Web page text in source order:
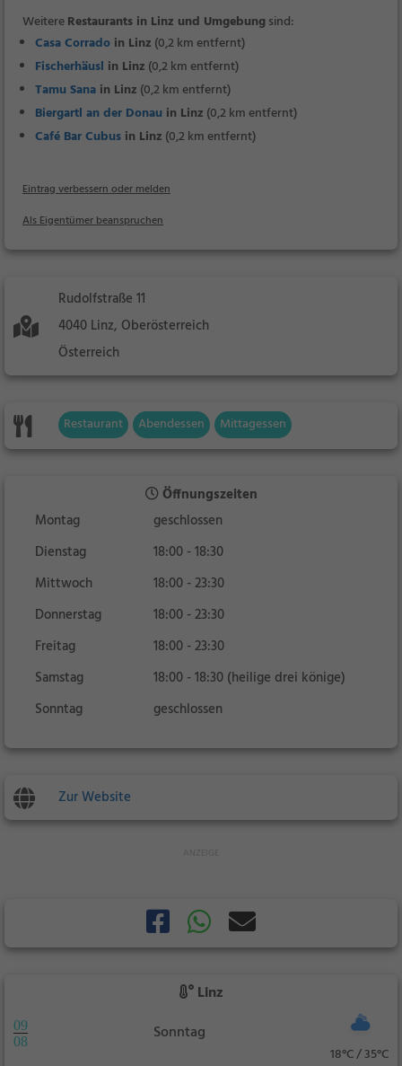
WeitereRestaurants in Linz und Umgebungsind:
Casa Corrado in Linz (0,2 km entfernt)
Fischerhäusl in Linz (0,2 km entfernt)
Tamu Sana in Linz (0,2 km entfernt)
Biergartl an der Donau in Linz (0,2 km entfernt)
Café Bar Cubus in Linz (0,2 km entfernt)
Eintrag verbessern oder melden
Als Eigentümer beanspruchen
Rudolfstraße 11
4040 Linz, Oberösterreich
Österreich
Restaurant Abendessen Mittagessen
Öffnungszeiten
Montag
geschlossen
Dienstag
18:00 - 18:30
Mittwoch
18:00 - 23:30
Donnerstag
18:00 - 23:30
Freitag
18:00 - 23:30
Samstag
18:00 - 18:30 (heilige drei könige)
Sonntag
geschlossen
Zur Website
Linz
09
08
Sonntag
18°C / 35°C